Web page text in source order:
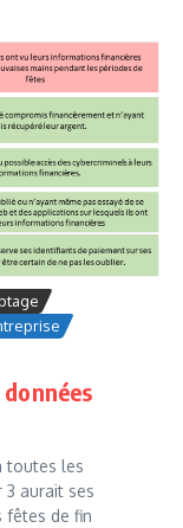
toutes les
3 aurait ses
fêtes de fin